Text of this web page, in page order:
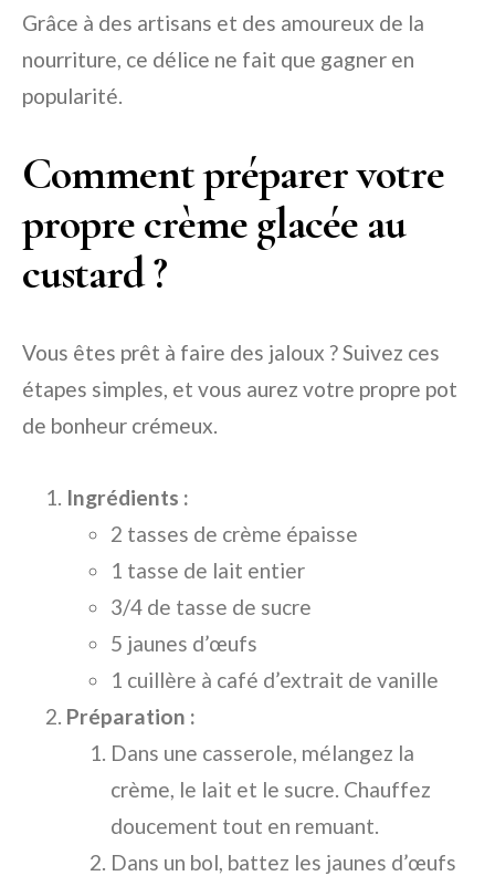
Grâce à des artisans et des amoureux de la
nourriture, ce délice ne fait que gagner en
popularité.
Comment préparer votre
propre crème glacée au
custard ?
Vous êtes prêt à faire des jaloux ? Suivez ces
étapes simples, et vous aurez votre propre pot
de bonheur crémeux.
Ingrédients :
2 tasses de crème épaisse
1 tasse de lait entier
3/4 de tasse de sucre
5 jaunes d’œufs
1 cuillère à café d’extrait de vanille
Préparation :
Dans une casserole, mélangez la
crème, le lait et le sucre. Chauffez
doucement tout en remuant.
Dans un bol, battez les jaunes d’œufs